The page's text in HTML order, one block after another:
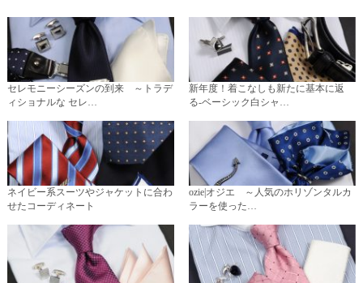
セレモニーシーズンの到来 ～トラデ
ィショナルな セレ…
新年度！着こなしも新たに基本に返
る-ベーシック白シャ…
ネイビー系スーツやジャケットに合わ
せたコーディネート
ozie|オジエ ～人気のホリゾンタルカ
ラーを使った…